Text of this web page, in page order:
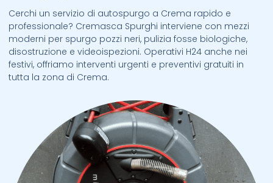
Cerchi un servizio di autospurgo a Crema rapido e
professionale? Cremasca Spurghi interviene con mezzi
moderni per spurgo pozzi neri, pulizia fosse biologiche,
disostruzione e videoispezioni. Operativi H24 anche nei
festivi, offriamo interventi urgenti e preventivi gratuiti in
tutta la zona di Crema.